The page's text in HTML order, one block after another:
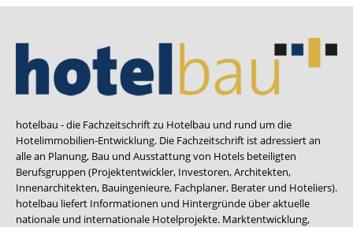
hotelbau - die Fachzeitschrift zu Hotelbau und rund um die
Hotelimmobilien-Entwicklung. Die Fachzeitschrift ist adressiert an
alle an Planung, Bau und Ausstattung von Hotels beteiligten
Berufsgruppen (Projektentwickler, Investoren, Architekten,
Innenarchitekten, Bauingenieure, Fachplaner, Berater und Hoteliers).
hotelbau liefert Informationen und Hintergründe über aktuelle
nationale und internationale Hotelprojekte. Marktentwicklung,